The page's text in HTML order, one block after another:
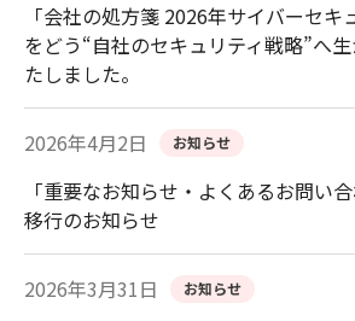
「会社の処方箋 2026年サイバーセキ
をどう“自社のセキュリティ戦略”へ
たしました。
2026年4月2日 お知らせ
「重要なお知らせ・よくあるお問い
移行のお知らせ
2026年3月31日 お知らせ